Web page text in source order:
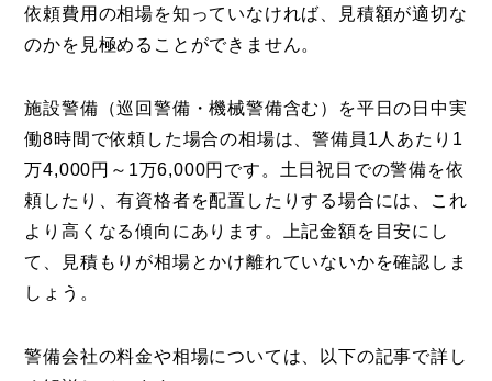
依頼費用の相場を知っていなければ、見積額が適切な
のかを見極めることができません。
施設警備（巡回警備・機械警備含む）を平日の日中実
働8時間で依頼した場合の相場は、警備員1人あたり1
万4,000円～1万6,000円です。土日祝日での警備を依
頼したり、有資格者を配置したりする場合には、これ
より高くなる傾向にあります。上記金額を目安にし
て、見積もりが相場とかけ離れていないかを確認しま
しょう。
警備会社の料金や相場については、以下の記事で詳し